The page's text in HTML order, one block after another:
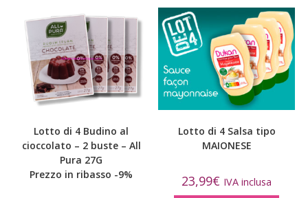
Lotto di 4 Budino al
cioccolato – 2 buste – All
Pura 27G
Prezzo in ribasso -9%
Lotto di 4 Salsa tipo
MAIONESE
23,99€ IVA inclusa